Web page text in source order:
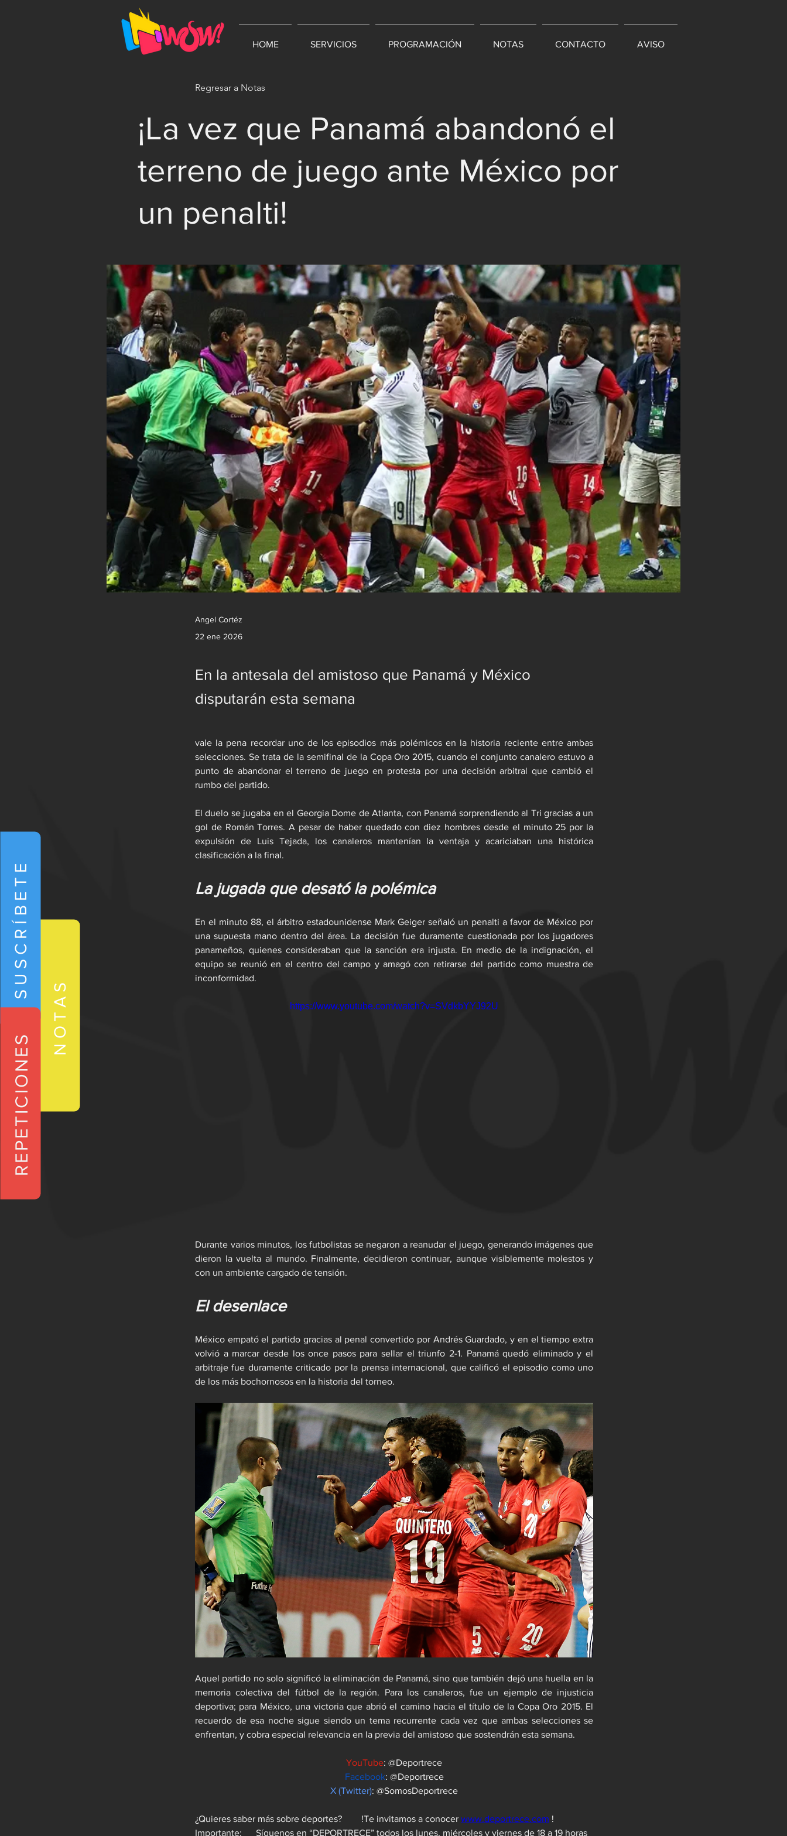
HOME SERVICIOS PROGRAMACIÓN NOTAS CONTACTO AVISO
NOTAS
SUSCRÍBETE
REPETICIONES
Regresar a Notas
¡La vez que Panamá abandonó el
terreno de juego ante México por
un penalti!
Angel Cortéz
22 ene 2026
En la antesala del amistoso que Panamá y México
disputarán esta semana
vale la pena recordar uno de los episodios más polémicos en la historia reciente entre ambas
selecciones. Se trata de la semifinal de la Copa Oro 2015, cuando el conjunto canalero estuvo a
punto de abandonar el terreno de juego en protesta por una decisión arbitral que cambió el
rumbo del partido.
El duelo se jugaba en el Georgia Dome de Atlanta, con Panamá sorprendiendo al Tri gracias a un
gol de Román Torres. A pesar de haber quedado con diez hombres desde el minuto 25 por la
expulsión de Luis Tejada, los canaleros mantenían la ventaja y acariciaban una histórica
clasificación a la final.
La jugada que desató la polémica
En el minuto 88, el árbitro estadounidense Mark Geiger señaló un penalti a favor de México por
una supuesta mano dentro del área. La decisión fue duramente cuestionada por los jugadores
panameños, quienes consideraban que la sanción era injusta. En medio de la indignación, el
equipo se reunió en el centro del campo y amagó con retirarse del partido como muestra de
inconformidad.
https://www.youtube.com/watch?v=SVdkbYYJ92U
Durante varios minutos, los futbolistas se negaron a reanudar el juego, generando imágenes que
dieron la vuelta al mundo. Finalmente, decidieron continuar, aunque visiblemente molestos y
con un ambiente cargado de tensión.
El desenlace
México empató el partido gracias al penal convertido por Andrés Guardado, y en el tiempo extra
volvió a marcar desde los once pasos para sellar el triunfo 2-1. Panamá quedó eliminado y el
arbitraje fue duramente criticado por la prensa internacional, que calificó el episodio como uno
de los más bochornosos en la historia del torneo.
Aquel partido no solo significó la eliminación de Panamá, sino que también dejó una huella en la
memoria colectiva del fútbol de la región. Para los canaleros, fue un ejemplo de injusticia
deportiva; para México, una victoria que abrió el camino hacia el título de la Copa Oro 2015. El
recuerdo de esa noche sigue siendo un tema recurrente cada vez que ambas selecciones se
enfrentan, y cobra especial relevancia en la previa del amistoso que sostendrán esta semana.
YouTube: @Deportrece
Facebook: @Deportrece
X (Twitter): @SomosDeportrece
¿Quieres saber más sobre deportes?	 !Te invitamos a conocer www.deportrece.com !
Importante:      Síguenos en “DEPORTRECE” todos los lunes, miércoles y viernes de 18 a 19 horas